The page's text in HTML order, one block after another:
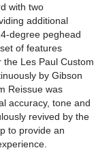
with two
additional
degree peghead
of features
Les Paul Custom
by Gibson
Reissue was
accuracy, tone and
revived by the
to provide an